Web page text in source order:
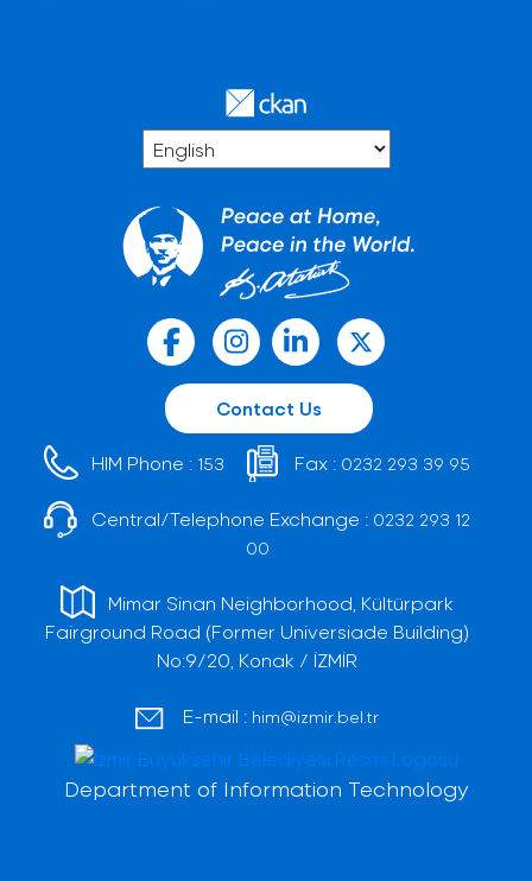
Contact Us
HIM Phone : 153 Fax : 0232 293 39 95
Central/Telephone Exchange : 0232 293 12
00
Mimar Sinan Neighborhood, Kültürpark
Fairground Road (Former Universiade Building)
No:9/20, Konak / İZMİR
E-mail : him@izmir.bel.tr
Department of Information Technology